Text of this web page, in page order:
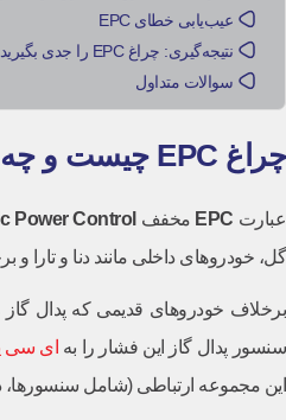
عیب‌یابی خطای EPC
نتیجه‌گیری: چراغ EPC را جدی بگیرید
سوالات متداول
چراغ EPC چیست و چه وظیفه‌ای دارد؟
عبارت EPC مخفف Power Control
گل، خودروهای داخلی مانند دنا و تارا
سنسور پدال گاز این فشار را به ای سی
این مجموعه ارتباطی (شامل